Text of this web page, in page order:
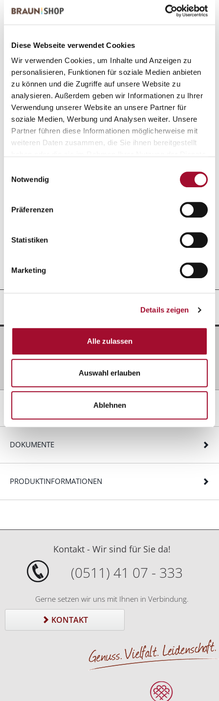
Diese Webseite verwendet Cookies
Wir verwenden Cookies, um Inhalte und Anzeigen zu
personalisieren, Funktionen für soziale Medien anbieten
zu können und die Zugriffe auf unsere Website zu
analysieren. Außerdem geben wir Informationen zu Ihrer
Verwendung unserer Website an unsere Partner für
soziale Medien, Werbung und Analysen weiter. Unsere
Partner führen diese Informationen möglicherweise mit
weiteren Daten zusammen, die Sie ihnen bereitgestellt
Notwendig
Präferenzen
Statistiken
Marketing
Details zeigen
Alle zulassen
Auswahl erlauben
Ablehnen
Produktvorteile:
• Volleipulver bereits im Produkt enthalten
• Saftiger harmonischer Geschmack
10,0 kg im Karton 25,0 kg im Sack
Das könnte Sie auch interessieren:
1000 g Amerikaner
Wasser
DOKUMENTE
PRODUKTINFORMATIONEN
Kontakt - Wir sind für Sie da!
(0511) 41 07 - 333
Gerne setzen wir uns mit Ihnen in Verbindung.
KONTAKT